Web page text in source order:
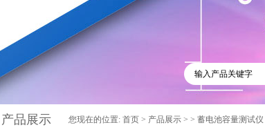
产品展示 您现在的位置: 首页 > 产品展示 > > 蓄电池容量测试仪